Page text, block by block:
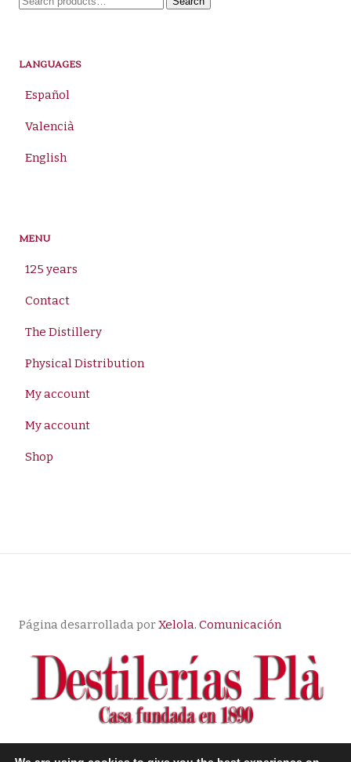
LANGUAGES
Español
Valencià
English
MENU
125 years
Contact
The Distillery
Physical Distribution
My account
My account
Shop
Página desarrollada porXelola. Comunicación